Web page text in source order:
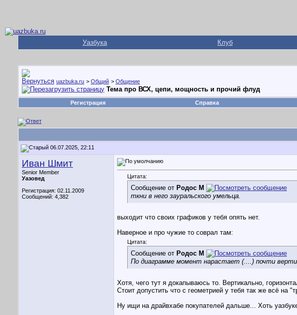
Уазбука Клуб
uazbuka.ru > Общий > Общение
Тема про ВСХ, цепи, мощность и прочий флуд
Регистрация Справка
06.07.2025, 22:11
Иван Шмит
Senior Member
Уазовед
Регистрация: 02.11.2009
Сообщений: 4,382
Цитата:
Сообщение от Родос М
ткни в него зауральского умельца.
выходит что своих графиков у тебя опять нет.
Наверное и про чужие то соврал там:
Цитата:
Сообщение от Родос М
По диаграмме момент нарастает (....) почти
Хотя, чего тут я докапываюсь то. Вертикально,
Стоит допустить что с геометрией у тебя так же всё
Ну ищи на драйвхабе покупателей дальше... Хоть